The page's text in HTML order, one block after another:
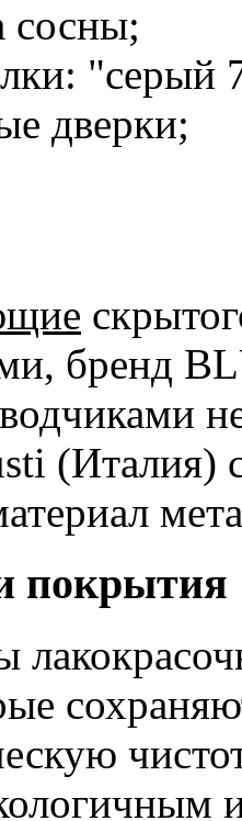
сосны;
дверки;
бренд
(Италия)
покрытия